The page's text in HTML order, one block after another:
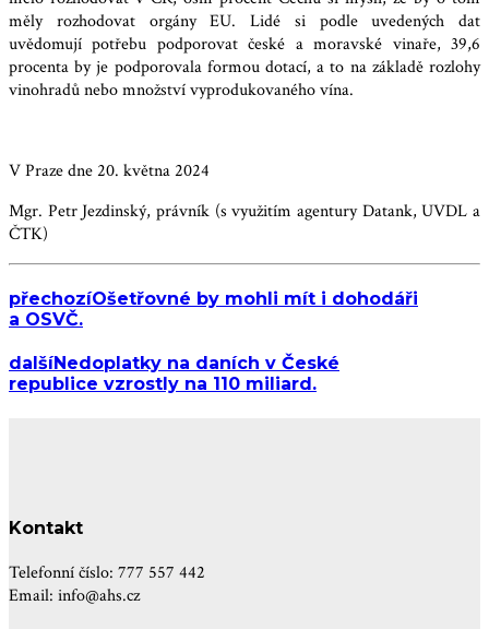
měly rozhodovat orgány EU. Lidé si podle uvedených dat
uvědomují potřebu podporovat české a moravské vinaře, 39,6
procenta by je podporovala formou dotací, a to na základě rozlohy
vinohradů nebo množství vyprodukovaného vína.
V Praze dne 20. května 2024
Mgr. Petr Jezdinský, právník (s využitím agentury Datank, UVDL a
ČTK)
přechozíOšetřovné by mohli mít i dohodáři
a OSVČ.
dalšíNedoplatky na daních v České
republice vzrostly na 110 miliard.
Kontakt
Telefonní číslo: 777 557 442
Email: info@ahs.cz